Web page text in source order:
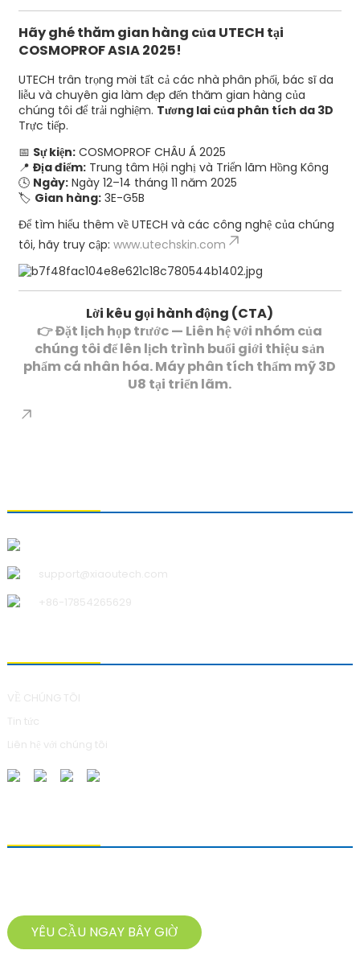
Hãy ghé thăm gian hàng của UTECH tại
COSMOPROF ASIA 2025!
UTECH trân trọng mời tất cả các nhà phân phối, bác sĩ da
liễu và chuyên gia làm đẹp đến thăm gian hàng của
chúng tôi để trải nghiệm. Tương lai của phân tích da 3D
Trực tiếp.
📅 Sự kiện:COSMOPROF CHÂU Á 2025
📍 Địa điểm:Trung tâm Hội nghị và Triển lãm Hồng Kông
🕓 Ngày:Ngày 12–14 tháng 11 năm 2025
🏷 Gian hàng:3E-G5B
Để tìm hiểu thêm về UTECH và các công nghệ của chúng
tôi, hãy truy cập: www.utechskin.com
Lời kêu gọi hành động (CTA)
👉Đặt lịch họp trước— Liên hệ với nhóm của
chúng tôi để lên lịch trình buổi giới thiệu sản
phẩm cá nhân hóa.Máy phân tích thẩm mỹ 3D
U8 tại triển lãm.
support@xiaoutech.com
+86-17854265629
VỀ CHÚNG TÔI
Tin tức
Liên hệ với chúng tôi
YÊU CẦU NGAY BÂY GIỜ